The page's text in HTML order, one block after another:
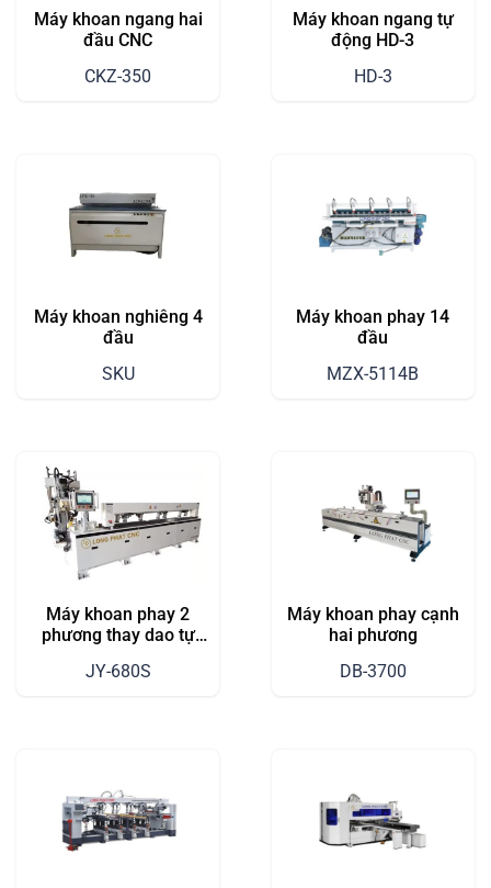
Máy khoan ngang hai
đầu CNC
CKZ-350
Máy khoan ngang tự
động HD-3
HD-3
Máy khoan nghiêng 4
đầu
SKU
Máy khoan phay 14
đầu
MZX-5114B
Máy khoan phay 2
phương thay dao tự
JY-680S
Máy khoan phay cạnh
hai phương
DB-3700